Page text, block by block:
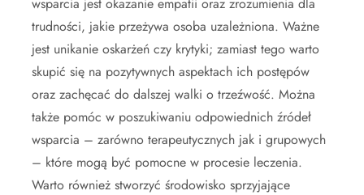
trudności, jakie przeżywa osoba uzależniona. Ważne
jest unikanie oskarżeń czy krytyki; zamiast tego warto
skupić się na pozytywnych aspektach ich postępów
oraz zachęcać do dalszej walki o trzeźwość. Można
także pomóc w poszukiwaniu odpowiednich źródeł
wsparcia – zarówno terapeutycznych jak i grupowych
– które mogą być pomocne w procesie leczenia.
Warto również stworzyć środowisko sprzyjające